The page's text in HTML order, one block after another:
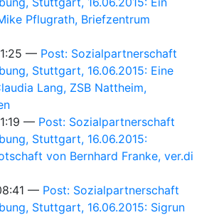
Pflugrath, Briefzentrum
Post: Sozialpartnerschaft
Stuttgart, 16.06.2015: Eine
Lang, ZSB Nattheim,
Post: Sozialpartnerschaft
Stuttgart, 16.06.2015:
von Bernhard Franke, ver.di
Post: Sozialpartnerschaft
Stuttgart, 16.06.2015: Sigrun